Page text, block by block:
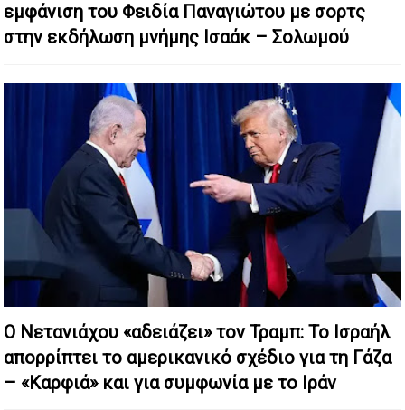
εμφάνιση του Φειδία Παναγιώτου με σορτς
στην εκδήλωση μνήμης Ισαάκ – Σολωμού
Ο Νετανιάχου «αδειάζει» τον Τραμπ: Το Ισραήλ
απορρίπτει το αμερικανικό σχέδιο για τη Γάζα
– «Καρφιά» και για συμφωνία με το Ιράν